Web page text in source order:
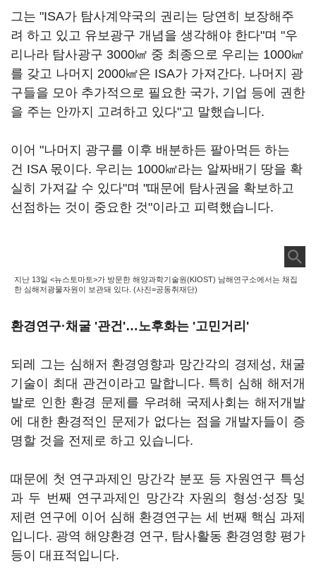
그는 "ISA가 탐사계약국의 권리는 당연히 보장해주
려 하고 있고 유보광구 개념을 생각해야 한다"며 "우
리나라 탐사광구 3000㎢ 중 최종으로 우리는 1000㎢
를 갖고 나머지 2000㎢은 ISA가 가져간다. 나머지 광
구들을 모아 추가적으로 필요한 국가, 기업 등에 권한
을 주는 안까지 고려하고 있다"고 말했습니다.
이어 "나머지 광구를 이후 배분하든 팔아먹든 하는
건 ISA 몫이다. 우리는 1000㎢라는 알짜배기 땅을 확
실히 가져갈 수 있다"며 "때문에 탐사권을 확보하고
선점하는 것이 중요한 것"이라고 피력했습니다.
지난 13일 <뉴스토마토>가 방문한 해양과학기술원(KIOST) 남해연구소에서는 채집
한 심해저광물자원이 보관돼 있다. (사진=공동취재단)
환경연구·채굴 '관건'…노후화는 '고민거리'
되레 그는 심해저 환경영향과 망간각의 경제성, 채굴
기술이 최대 관건이라고 말합니다. 특히 심해 해저개
발로 인한 환경 문제를 우려해 국제사회는 해저개발
에 대한 환경적인 문제가 없다는 점을 개발자들이 증
명할 것을 전제로 하고 있습니다.
때문에 첫 연구과제인 망간각 분포 등 자원연구 특성
과 두 번째 연구과제인 망간각 자원의 형성·성장 및
제련 연구에 이어 심해 환경연구는 세 번째 핵심 과제
입니다. 광역 해양환경 연구, 탐사활동 환경영향 평가
등이 대표적입니다.